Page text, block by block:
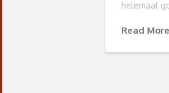
helemaal
Read More